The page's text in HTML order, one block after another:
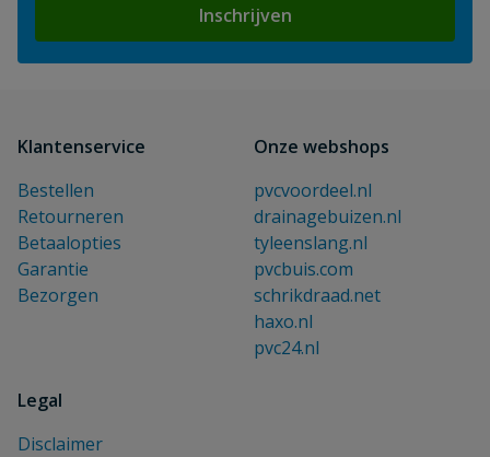
Inschrijven
Klantenservice
Bestellen
Retourneren
Betaalopties
Garantie
Bezorgen
Onze webshops
pvcvoordeel.nl
drainagebuizen.nl
tyleenslang.nl
pvcbuis.com
schrikdraad.net
haxo.nl
pvc24.nl
Legal
Disclaimer